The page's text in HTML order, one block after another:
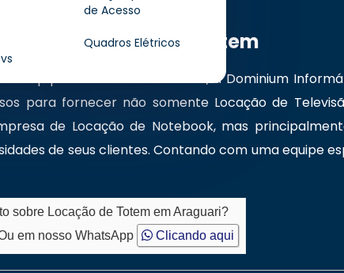
de Acesso
Quadros Elétricos
para Locação de Totem
Equipamento de informática, a Dominium
para fornecer não somente Locação de
de Locação de Notebook, mas
de seus clientes. Contando com uma equipe
sobre Locação de Totem em Araguari?
em nosso WhatsApp Clicando aqui